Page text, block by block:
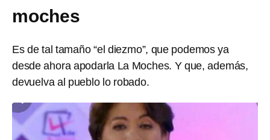
moches
Es de tal tamaño “el diezmo”, que podemos ya
desde ahora apodarla La Moches. Y que, además,
devuelva al pueblo lo robado.